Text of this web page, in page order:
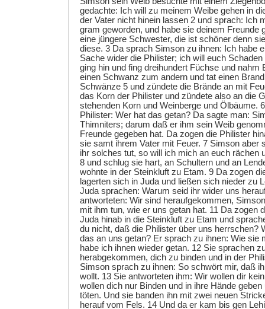
gedachte: Ich will zu meinem Weibe gehen in
der Vater nicht hinein lassen 2 und sprach: Ich
gram geworden, und habe sie deinem Freunde
eine jüngere Schwester, die ist schöner denn
diese. 3 Da sprach Simson zu ihnen: Ich habe
Sache wider die Philister; ich will euch
ging hin und fing dreihundert Füchse und nahm
einen Schwanz zum andern und tat einen
Schwänze 5 und zündete die Brände an mit
das Korn der Philister und zündete also an die
stehenden Korn und Weinberge und Ölbäume.
Philister: Wer hat das getan? Da sagte man:
Thimniters; darum daß er ihm sein Weib
Freunde gegeben hat. Da zogen die Philister
sie samt ihrem Vater mit Feuer. 7 Simson aber
ihr solches tut, so will ich mich an euch rächen
8 und schlug sie hart, an Schultern und an
wohnte in der Steinkluft zu Etam. 9 Da zogen
lagerten sich in Juda und ließen sich nieder zu
Juda sprachen: Warum seid ihr wider uns
antworteten: Wir sind heraufgekommen,
mit ihm tun, wie er uns getan hat. 11 Da zogen
Juda hinab in die Steinkluft zu Etam und
du nicht, daß die Philister über uns herrschen?
das an uns getan? Er sprach zu ihnen: Wie sie
habe ich ihnen wieder getan. 12 Sie sprachen
herabgekommen, dich zu binden und in der
Simson sprach zu ihnen: So schwört mir, daß
wollt. 13 Sie antworteten ihm: Wir wollen dir
wollen dich nur Binden und in ihre Hände
töten. Und sie banden ihn mit zwei neuen
herauf vom Fels. 14 Und da er kam bis gen